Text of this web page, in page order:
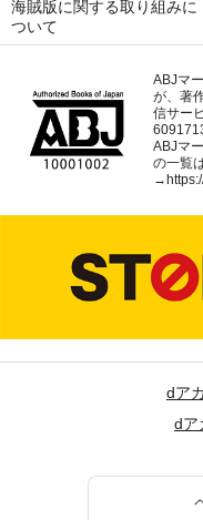
海賊版に関する取り組みに
ついて
ABJマ
が、著
信サー
ABJマ
の一覧
→
dア
dア